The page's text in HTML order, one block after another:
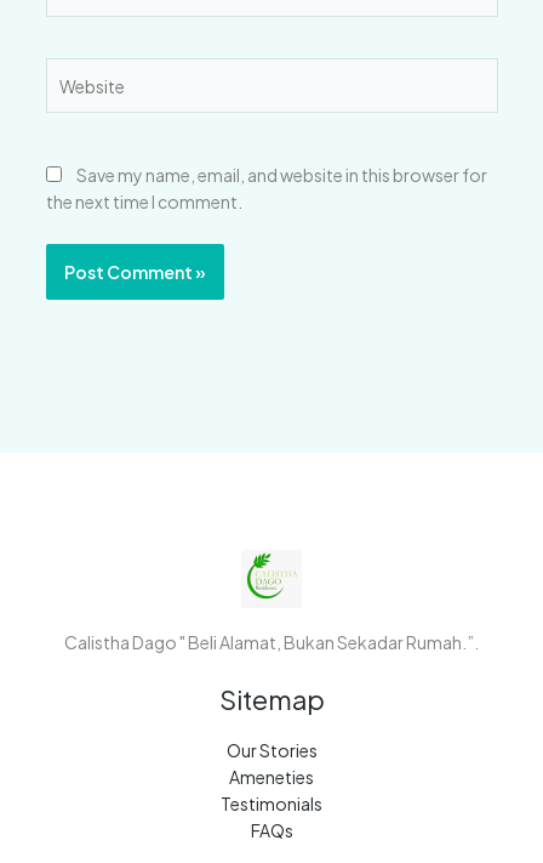
Save my name, email, and website in this browser for
the next time I comment.
Calistha Dago " Beli Alamat, Bukan Sekadar Rumah.”.
Sitemap
Our Stories
Ameneties
Testimonials
FAQs